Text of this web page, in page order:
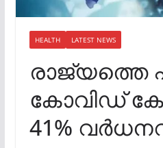
HEALTH LATEST NEWS
രാജ്യത്തെ
കോവിഡ്
41%